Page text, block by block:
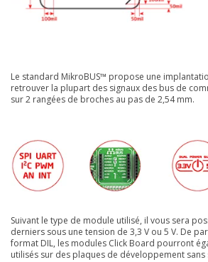
Le standard MikroBUS™ propose une
retrouver la plupart des signaux des bus de
sur 2 rangées de broches au pas de 2,54 mm.
Suivant le type de module utilisé, il vous sera
derniers sous une tension de 3,3 V ou 5 V. De
format DIL, les modules Click Board pourront
utilisés sur des plaques de développement sans